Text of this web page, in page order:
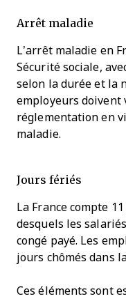
Arrêt maladie
L’arrêt maladie en
Sécurité sociale,
selon la durée et la
employeurs doivent
réglementation en
maladie.
Jours fériés
La France compte
desquels les
congé payé. Les
jours chômés dans
Ces éléments sont